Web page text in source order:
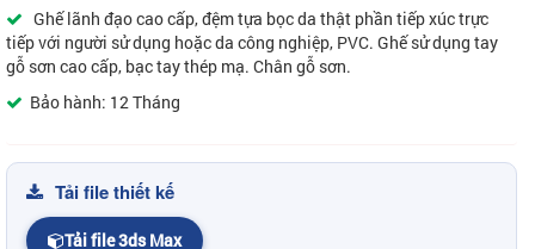
Ghế lãnh đạo cao cấp, đệm tựa bọc da thật phần tiếp xúc trực
tiếp với người sử dụng hoặc da công nghiệp, PVC. Ghế sử dụng tay
gỗ sơn cao cấp, bạc tay thép mạ. Chân gỗ sơn.
Bảo hành: 12 Tháng
Tải file thiết kế
Tải file 3ds Max